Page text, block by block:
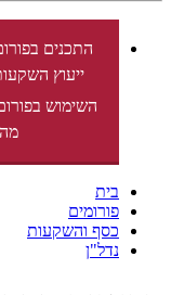
התכנים
ייעוץ
השימוש
בית
פורומים
כסף והשקעות
נדל"ן